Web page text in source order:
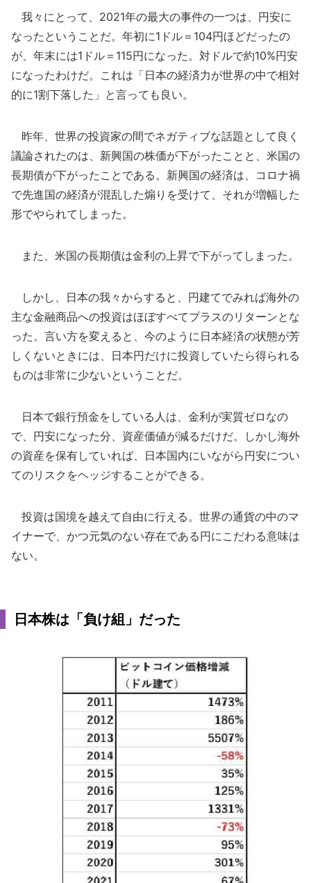
我々にとって、2021年の最大の事件の一つは、円安に
なったということだ。年初に1ドル＝104円ほどだったの
が、年末には1ドル＝115円になった。対ドルで約10%円安
になったわけだ。これは「日本の経済力が世界の中で相対
的に1割下落した」と言っても良い。
昨年、世界の投資家の間でネガティブな話題として良く
議論されたのは、新興国の株価が下がったことと、米国の
長期債が下がったことである。新興国の経済は、コロナ禍
で先進国の経済が混乱した煽りを受けて、それが増幅した
形でやられてしまった。
また、米国の長期債は金利の上昇で下がってしまった。
しかし、日本の我々からすると、円建てでみれば海外の
主な金融商品への投資はほぼすべてプラスのリターンとな
った。言い方を変えると、今のように日本経済の状態が芳
しくないときには、日本円だけに投資していたら得られる
ものは非常に少ないということだ。
日本で銀行預金をしている人は、金利が実質ゼロなの
で、円安になった分、資産価値が減るだけだ。しかし海外
の資産を保有していれば、日本国内にいながら円安につい
てのリスクをヘッジすることができる。
投資は国境を越えて自由に行える。世界の通貨の中のマ
イナーで、かつ元気のない存在である円にこだわる意味は
ない。
日本株は「負け組」だった